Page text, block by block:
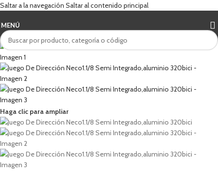
Saltar a la navegación Saltar al contenido principal
MENÚ
Haga clic para ampliar